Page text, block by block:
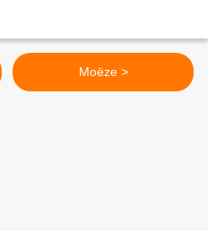
Moëze >